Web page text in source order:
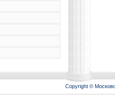
Copyright ©